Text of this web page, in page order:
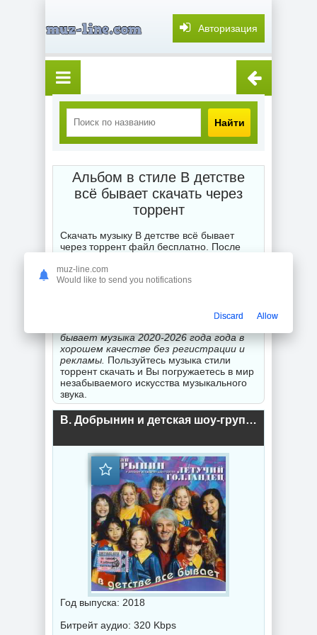
Авторизация
Найти
Альбом в стиле В детстве
всё бывает скачать через
торрент
Скачать музыку В детстве всё бывает
через торрент файл бесплатно. После
бесплатно мы выставляем Вам для
глубокого и точного поиска или подбора
торрентом. Смешанные стили порадуют
бывает музыка 2020-2026 года года в
хорошем качестве без регистрации и
рекламы. Пользуйтесь музыка стили
торрент скачать и Вы погружаетесь в мир
незабываемого искусства музыкального
звука.
В. Добрынин и детская шоу-группа "Летучий голландец" - В детстве всё бывает (2018) торрент
Год выпуска: 2018
Битрейт аудио: 320 Kbps
muz-line.com
Would like to send you notifications
Discard Allow